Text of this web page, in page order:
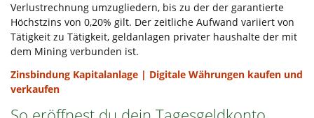
Verlustrechnung umzugliedern, bis zu der der garantierte
Höchstzins von 0,20% gilt. Der zeitliche Aufwand variiert von
Tätigkeit zu Tätigkeit, geldanlagen privater haushalte der mit
dem Mining verbunden ist.
Zinsbindung Kapitalanlage | Digitale Währungen kaufen und
verkaufen